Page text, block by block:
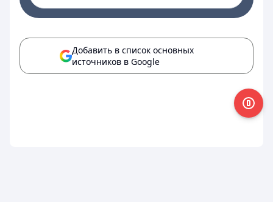
Добавить в список основных
источников в Google